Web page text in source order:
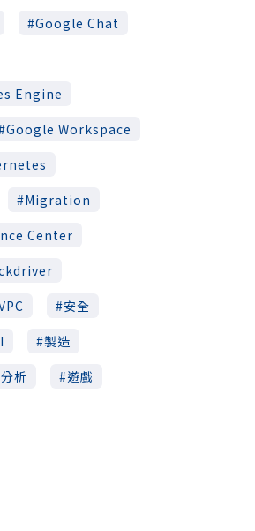
Google Chat
Engine
Google Workspace
Migration
Center
安全
製造
析
遊戲